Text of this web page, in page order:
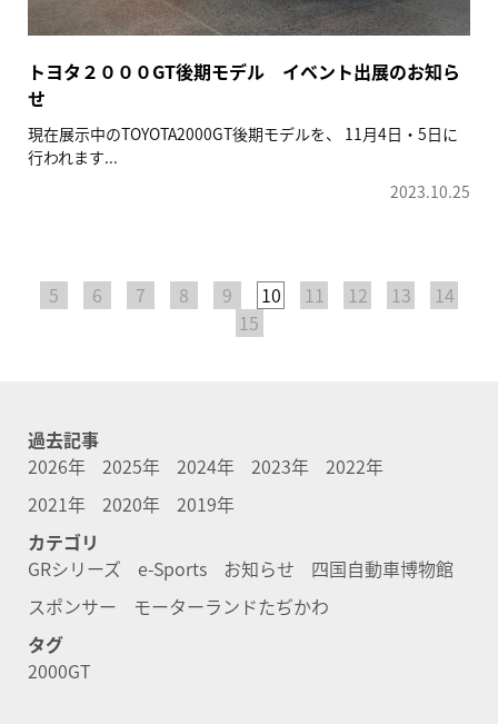
トヨタ２０００GT後期モデル イベント出展のお知ら
せ
現在展示中のTOYOTA2000GT後期モデルを、 11月4日・5日に
行われます...
2023.10.25
5 6 7 8 9 10 11 12 13
14
15
過去記事
2026年
2025年 2024年 2023年
2022年
2021年
2020年
2019年
カテゴリ
GRシリーズ
e-Sports お知らせ
四国自動車博物館
スポンサー
モーターランドたぢかわ
タグ
2000GT